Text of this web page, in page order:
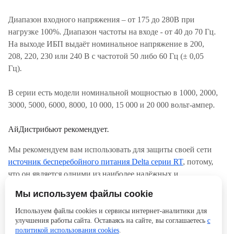
Диапазон входного напряжения – от 175 до 280В при
нагрузке 100%. Диапазон частоты на входе - от 40 до 70 Гц.
На выходе ИБП выдаёт номинальное напряжение в 200,
208, 220, 230 или 240 В с частотой 50 либо 60 Гц (± 0,05
Гц).
В серии есть модели номинальной мощностью в 1000, 2000,
3000, 5000, 6000, 8000, 10 000, 15 000 и 20 000 вольт-ампер.
АйДистрибьют рекомендует.
Мы рекомендуем вам использовать для защиты своей сети
источник бесперебойного питания Delta серии RT, потому,
что он является одними из наиболее надёжных и
неполадок сети. Заказать ИБП этой серии можно на сайте
АйДи, перейдя по ссылке в описании. Пусть ваше
оборудование никогда не отключается от электропитания!
Мы используем файлы cookie
Используем файлы cookies и сервисы интернет-аналитики для
улучшения работы сайта. Оставаясь на сайте, вы соглашаетесь с
политикой использования cookies.